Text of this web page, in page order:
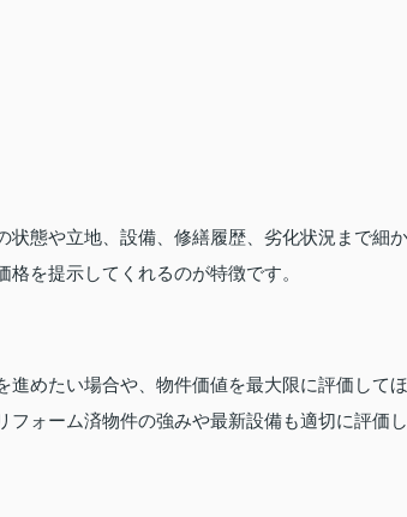
態や立地、設備、修繕履歴、劣化状況まで細か
を提示してくれるのが特徴です。
めたい場合や、物件価値を最大限に評価してほ
フォーム済物件の強みや最新設備も適切に評価し